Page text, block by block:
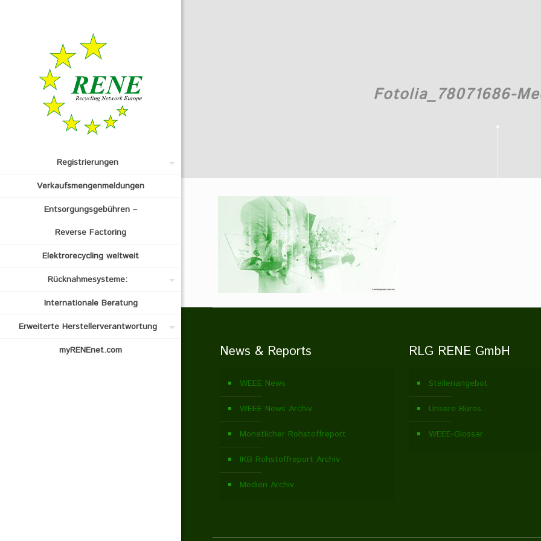
Registrierungen
Verkaufsmengenmeldungen
Entsorgungsgebühren –
Reverse Factoring
Elektrorecycling weltweit
Rücknahmesysteme:
Internationale Beratung
Erweiterte Herstellerverantwortung
myRENEnet.com
Fotolia_78071686-
News & Reports
WEEE News
WEEE News Archiv
Monatlicher Rohstoffreport
IKB Rohstoffreport Archiv
Medien Archiv
RLG RENE GmbH
Stellenangebot
Unsere Büros
WEEE-Glossar